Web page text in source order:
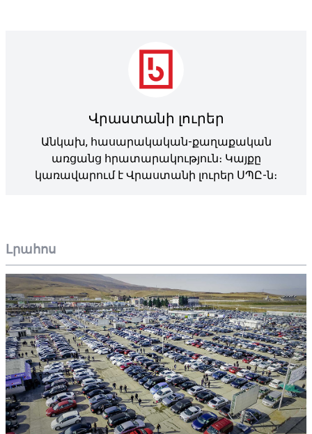
Լրահոս
Վրաստանի լուրեր
Անկախ, հասարակական-քաղաքական
առցանց հրատարակություն։ Կայքը
կառավարում է Վրաստանի լուրեր ՍՊԸ-ն։